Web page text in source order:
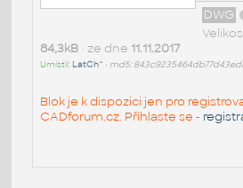
DWG
84,3kB• ze dne 11.11.2017
Umístil: LatCh^ • md5:
Blok je k dispozici jen pro
CADforum.cz. Přihlaste se -